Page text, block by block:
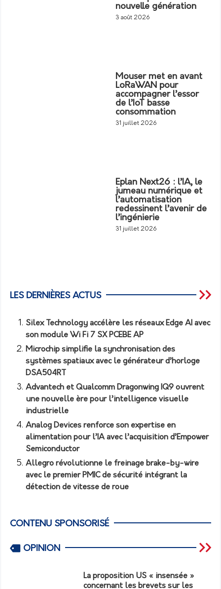
nouvelle génération
3 août 2026
Mouser met en avant
LoRaWAN pour
accompagner l’essor
de l’IoT basse
consommation
31 juillet 2026
Eplan Next26 : l’IA, le
jumeau numérique et
l’automatisation
redessinent l’avenir de
l’ingénierie
31 juillet 2026
LES DERNIÈRES ACTUS
Silex Technology accélère les réseaux Edge AI avec
son module Wi Fi 7 SX PCEBE AP
Microchip simplifie la synchronisation des
systèmes spatiaux avec le générateur d’horloge
DSA504RT
Advantech et Qualcomm Dragonwing IQ9 ouvrent
une nouvelle ère pour l’intelligence visuelle
industrielle
Analog Devices renforce son expertise en
alimentation pour l’IA avec l’acquisition d’Empower
Semiconductor
Allegro révolutionne le freinage brake-by-wire
avec le premier PMIC de sécurité intégrant la
détection de vitesse de roue
CONTENU SPONSORISÉ
OPINION
La proposition US « insensée »
concernant les brevets sur les